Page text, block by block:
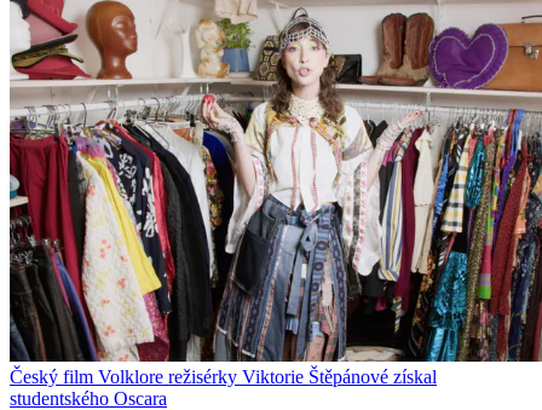
Český film Volklore režisérky Viktorie Štěpánové získal
studentského Oscara